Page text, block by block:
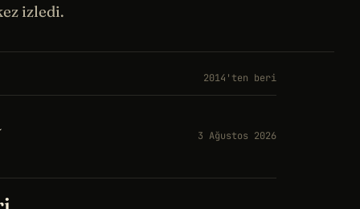
izledi.
2014'ten beri
3 Ağustos 2026